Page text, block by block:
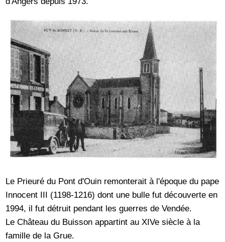
Le Prieuré du Pont d'Ouin remonterait à l'époque du pape
Innocent III (1198-1216) dont une bulle fut découverte en
1994, il fut détruit pendant les guerres de Vendée.
Le Château du Buisson appartint au XIVe siècle à la
famille de la Grue.